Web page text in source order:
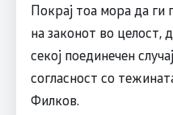
Покрај тоа мора да
на законот во целост,
секој поединечен
согласност со
Филков.